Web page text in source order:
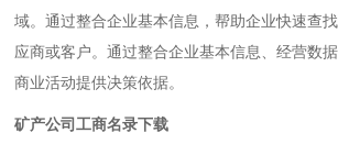
域。通过整合企业基本信息，帮助企业快速查
应商或客户。通过整合企业基本信息、经营数
商业活动提供决策依据。
矿产公司工商名录下载